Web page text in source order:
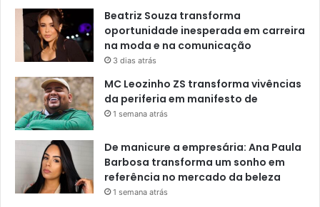
Beatriz Souza transforma
oportunidade inesperada em carreira
na moda e na comunicação
3 dias atrás
MC Leozinho ZS transforma vivências
da periferia em manifesto de
1 semana atrás
De manicure a empresária: Ana Paula
Barbosa transforma um sonho em
referência no mercado da beleza
1 semana atrás